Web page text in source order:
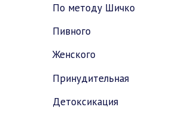
По методу Шичко
Пивного
Женского
Принудительная
Детоксикация